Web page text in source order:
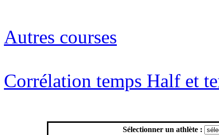
Autres courses
Corrélation temps Half et
Sélectionner un athlète :